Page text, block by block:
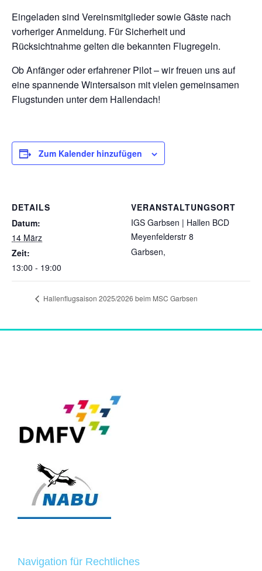
Eingeladen sind Vereinsmitglieder sowie Gäste nach
vorheriger Anmeldung. Für Sicherheit und
Rücksichtnahme gelten die bekannten Flugregeln.
Ob Anfänger oder erfahrener Pilot – wir freuen uns auf
eine spannende Wintersaison mit vielen gemeinsamen
Flugstunden unter dem Hallendach!
Zum Kalender hinzufügen
DETAILS
Datum:
14 März
Zeit:
13:00 - 19:00
VERANSTALTUNGSORT
IGS Garbsen | Hallen BCD
Meyenfelderstr 8
Garbsen,
Hallenflugsaison 2025/2026 beim MSC Garbsen
Navigation für Rechtliches